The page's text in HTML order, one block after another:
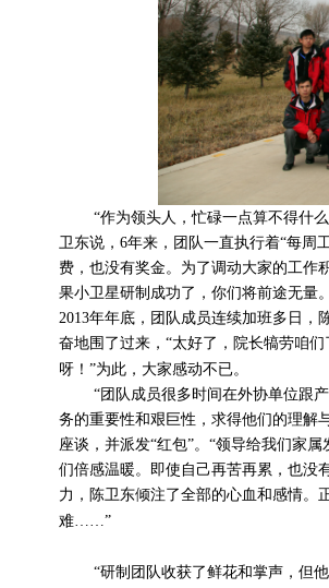
“作为领头人，忙碌一点算不得什
卫东说，6年来，团队一直执行着“每周
费，也没有奖金。为了调动大家的工作
果小卫星研制成功了，你们将前途无量
2013年年底，团队成员连续加班多日，
奋地围了过来，“太好了，院长犒劳咱
呀！”为此，大家感动不已。
“团队成员很多时间在外协单位跟
务的重要性和艰巨性，求得他们的理解
座谈，并派发“红包”。“领导给我们家
们倍感温暖。即使自己再苦再累，也
力，陈卫东倾注了全部的心血和感情。
难……”
“研制团队收获了鲜花和掌声，但